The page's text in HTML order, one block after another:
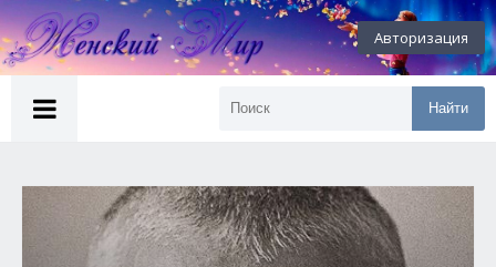
Авторизация
Найти